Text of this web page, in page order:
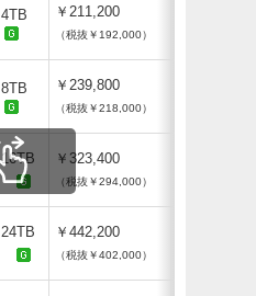
4TB ￥211,200
（税抜￥192,000）
8TB ￥239,800
（税抜￥218,000）
16TB ￥323,400
（税抜￥294,000）
24TB ￥442,200
（税抜￥402,000）